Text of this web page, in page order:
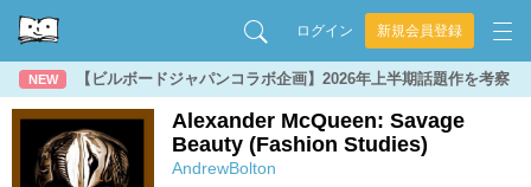
ログイン 新規会員登録
NEW 【ビルボードジャパンコラボ企画】2026年上半期話題作を考察
Alexander McQueen: Savage
Beauty (Fashion Studies)
AndrewBolton